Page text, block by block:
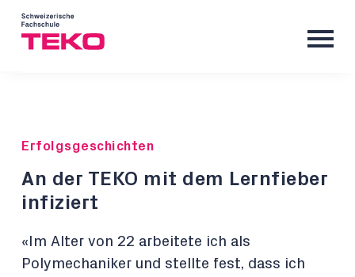
Erfolgsgeschichten
An der TEKO mit dem Lernfieber
infiziert
«Im Alter von 22 arbeitete ich als
Polymechaniker und stellte fest, dass ich